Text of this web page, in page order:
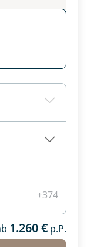
+374
1.260 € p.P.
wichtig!
unseren Server
Sie, dass
zur